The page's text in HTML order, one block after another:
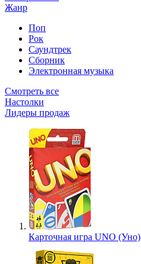
Жанр
Поп
Рок
Саундтрек
Сборник
Электронная музыка
Смотреть все
Настолки
Лидеры продаж
Карточная игра UNO (Уно)